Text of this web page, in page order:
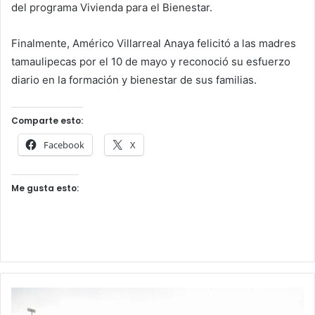
del programa Vivienda para el Bienestar.
Finalmente, Américo Villarreal Anaya felicitó a las madres
tamaulipecas por el 10 de mayo y reconoció su esfuerzo
diario en la formación y bienestar de sus familias.
Comparte esto:
Facebook X
Me gusta esto: